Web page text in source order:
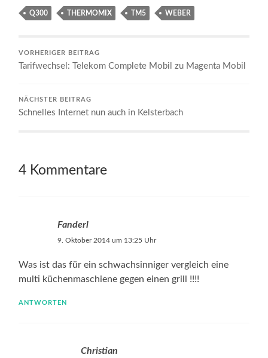
Q300 THERMOMIX TM5 WEBER
VORHERIGER BEITRAG
Tarifwechsel: Telekom Complete Mobil zu Magenta Mobil
NÄCHSTER BEITRAG
Schnelles Internet nun auch in Kelsterbach
4 Kommentare
Fanderl
9. Oktober 2014 um 13:25 Uhr
Was ist das für ein schwachsinniger vergleich eine
multi küchenmaschiene gegen einen grill !!!!
ANTWORTEN
Christian